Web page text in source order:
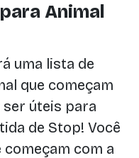
Animal
uma lista de
que começam
ser úteis para
de Stop! Você
começam com a